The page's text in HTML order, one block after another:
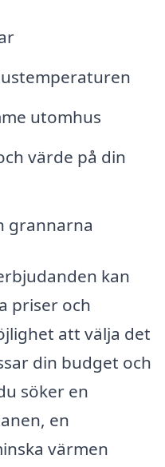
utomhus
värde på din
grannarna
kan
priser och
att välja det
din budget och
söker en
en
värmen